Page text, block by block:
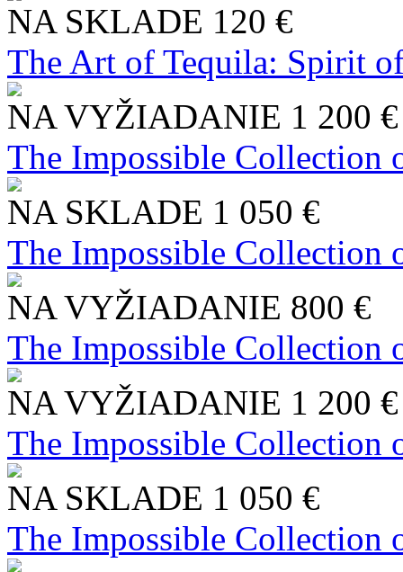
NA SKLADE 120 €
The Art of Tequila: Spirit
NA VYŽIADANIE 1 200 €
The Impossible Collection
NA SKLADE 1 050 €
The Impossible Collection
NA VYŽIADANIE 800 €
The Impossible Collection
NA VYŽIADANIE 1 200 €
The Impossible Collection
NA SKLADE 1 050 €
The Impossible Collection